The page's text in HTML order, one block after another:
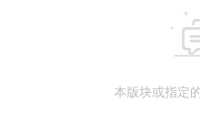
本版块或指定